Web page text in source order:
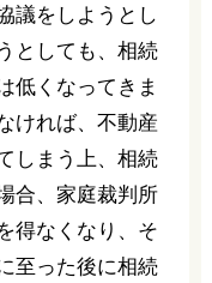
議をしようとし
としても、相続
低くなってきま
ければ、不動産
しまう上、相続
合、家庭裁判所
得なくなり、そ
至った後に相続